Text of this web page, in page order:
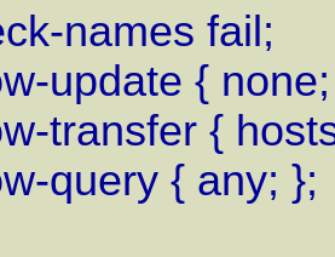
names fail;
{ none;
{
{ any; };